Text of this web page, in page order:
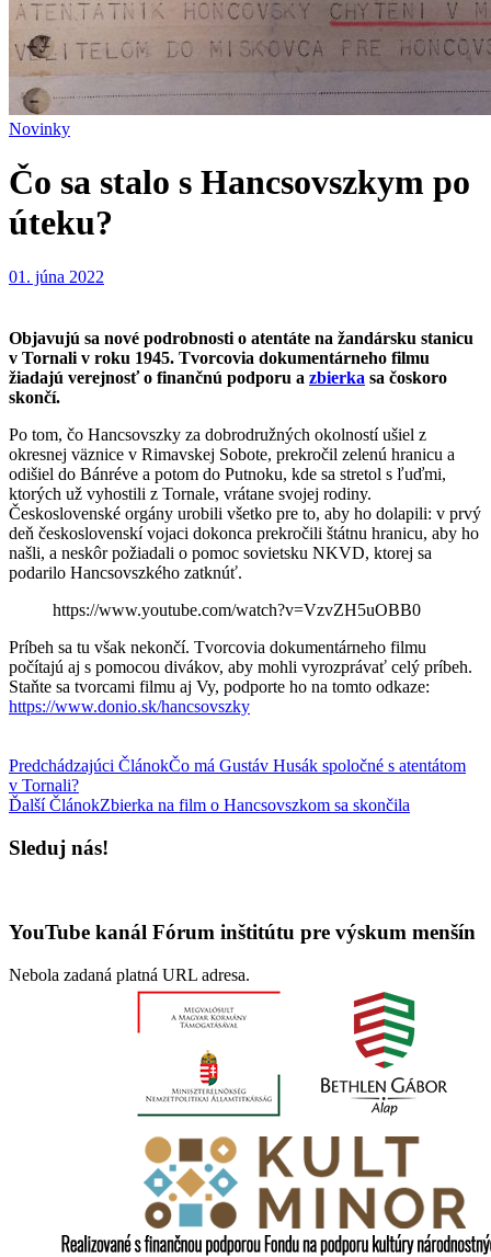
Novinky
Čo sa stalo s Hancsovszkym po
úteku?
01. júna 2022
Objavujú sa nové podrobnosti o atentáte na žandársku stanicu
v Tornali v roku 1945. Tvorcovia dokumentárneho filmu
žiadajú verejnosť o finančnú podporu a zbierka sa čoskoro
skončí.
Po tom, čo Hancsovszky za dobrodružných okolností ušiel z
okresnej väznice v Rimavskej Sobote, prekročil zelenú hranicu a
odišiel do Bánréve a potom do Putnoku, kde sa stretol s ľuďmi,
ktorých už vyhostili z Tornale, vrátane svojej rodiny.
Československé orgány urobili všetko pre to, aby ho dolapili: v prvý
deň československí vojaci dokonca prekročili štátnu hranicu, aby ho
našli, a neskôr požiadali o pomoc sovietsku NKVD, ktorej sa
podarilo Hancsovszkého zatknúť.
https://www.youtube.com/watch?v=VzvZH5uOBB0
Príbeh sa tu však nekončí. Tvorcovia dokumentárneho filmu
počítajú aj s pomocou divákov, aby mohli vyrozprávať celý príbeh.
Staňte sa tvorcami filmu aj Vy, podporte ho na tomto odkaze:
https://www.donio.sk/hancsovszky
Predchádzajúci ČlánokČo má Gustáv Husák spoločné s atentátom
v Tornali?
Ďalší ČlánokZbierka na film o Hancsovszkom sa skončila
Sleduj nás!
YouTube kanál Fórum inštitútu pre výskum menšín
Nebola zadaná platná URL adresa.